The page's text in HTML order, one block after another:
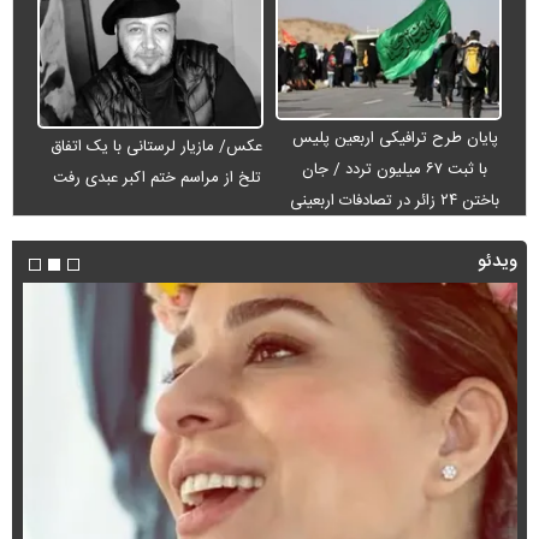
پایان طرح ترافیکی اربعین پلیس
با ثبت ۶۷ میلیون تردد / جان
باختن ۲۴ زائر در تصادفات اربعینی
عکس/ مازیار لرستانی با یک اتفاق
تلخ از مراسم ختم اکبر عبدی رفت
ویدئو